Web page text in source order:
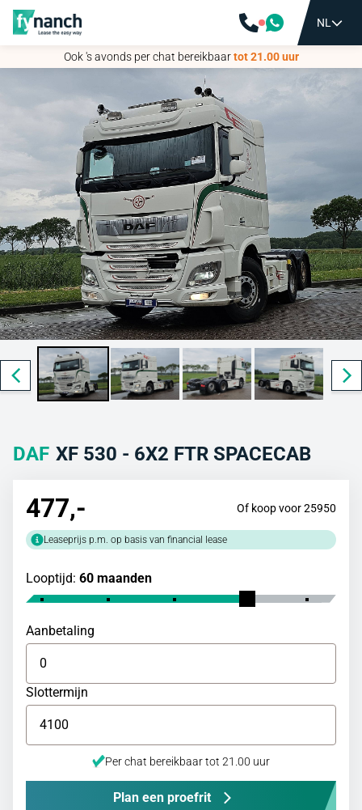
NL
Ook 's avonds per chat bereikbaartot 21.00 uur
NL
Ook 's avonds per chat bereikbaartot 21.00 uur
DAF XF 530 - 6X2 FTR SPACECAB
477,- Of koop voor 25950
Leaseprijs p.m. op basis van financial lease
Looptijd: 60 maanden
Aanbetaling
Slottermijn
Per chat bereikbaar tot 21.00 uur
Plan een proefrit